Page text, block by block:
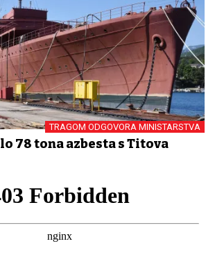
TRAGOM ODGOVORA MINISTARSTVA
78 tona azbesta s Titova